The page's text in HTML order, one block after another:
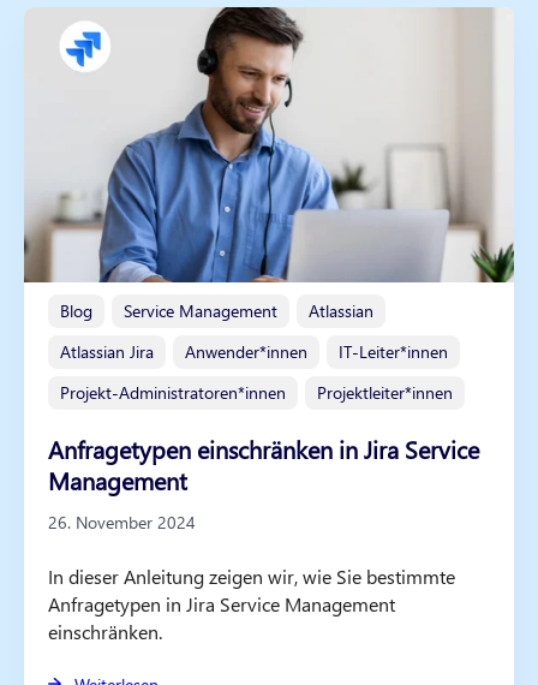
Blog Service Management
Atlassian
Atlassian Jira
Anwender*innen
IT-Leiter*innen
Projekt-Administratoren*innen
Projektleiter*innen
Anfragetypen einschränken in Jira Service
Management
26. November 2024
In dieser Anleitung zeigen wir, wie Sie bestimmte
Anfragetypen in Jira Service Management
einschränken.